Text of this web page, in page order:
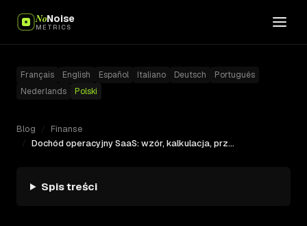
NoNoise
METRICS
Français English Español Italiano Deutsch
Português
Nederlands
Polski
Blog / Finanse
/
Dochód operacyjny SaaS: wzór, kalkulacja, przykłady
Spis treści